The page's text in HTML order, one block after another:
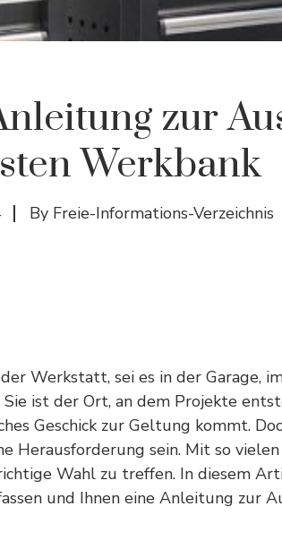
zur
Werkbank
By Freie-Informations-Verzeichnis
Werkstatt, sei es in der Garage,
ist der Ort, an dem Projekte
Geschick zur Geltung kommt.
Herausforderung sein. Mit so
Wahl zu treffen. In diesem
und Ihnen eine Anleitung zur